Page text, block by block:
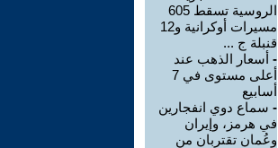
الروسية تسقط 605
مسيرات أوكرانية و12
قنبلة ج ...
- أسعار الذهب عند
أعلى مستوى في 7
أسابيع
- سماع دوي انفجارين
في هرمز، وإيران
وعُمان تقتربان من